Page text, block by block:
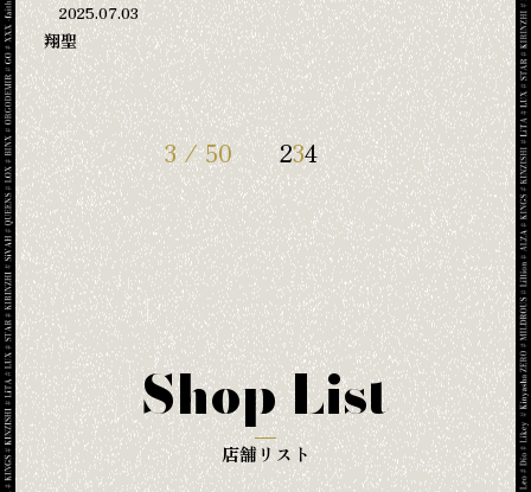
2025.07.03
翔聖
3 / 50 234
Shop List
店舗リスト